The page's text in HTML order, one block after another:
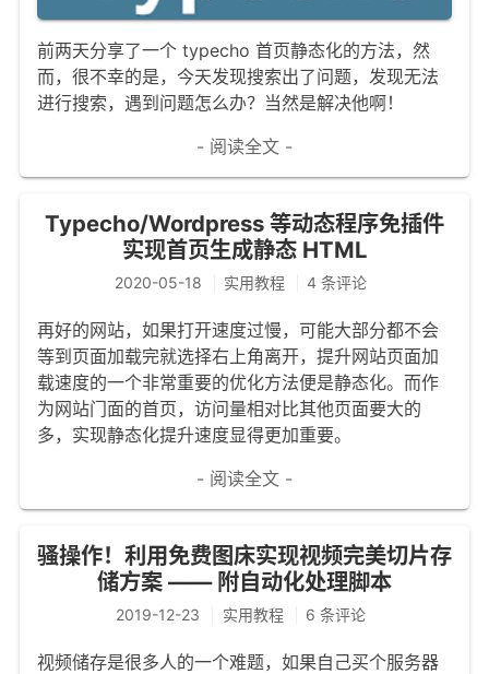
前两天分享了一个 typecho 首页静态化的方法，然
而，很不幸的是，今天发现搜索出了问题，发现无法
进行搜索，遇到问题怎么办？当然是解决他啊！
- 阅读全文 -
Typecho/Wordpress 等动态程序免插件
实现首页生成静态 HTML
2020-05-18 实用教程 4 条评论
再好的网站，如果打开速度过慢，可能大部分都不会
等到页面加载完就选择右上角离开，提升网站页面加
载速度的一个非常重要的优化方法便是静态化。而作
为网站门面的首页，访问量相对比其他页面要大的
多，实现静态化提升速度显得更加重要。
- 阅读全文 -
骚操作！利用免费图床实现视频完美切片存
储方案 —— 附自动化处理脚本
2019-12-23 实用教程 6 条评论
视频储存是很多人的一个难题，如果自己买个服务器